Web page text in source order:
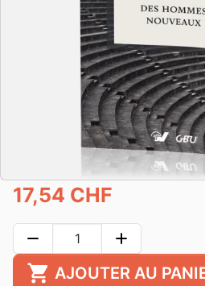
17,54 CHF
remove add
shopping_cart AJOUTER AU